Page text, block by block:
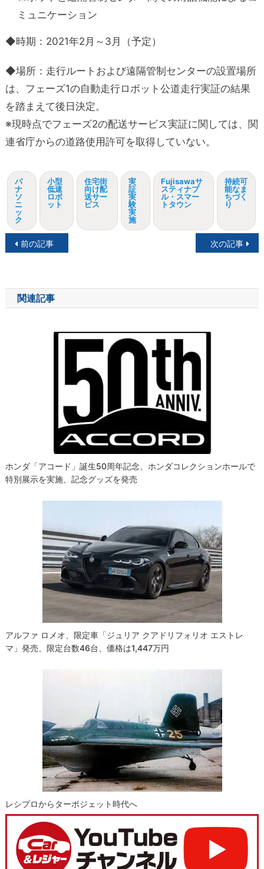
ミュニケーション
◆時期：2021年2月～3月（予定）
◆場所：走行ルートおよび遠隔管制センターの設置場所
は、フェーズ1の自動走行ロボット公道走行実証の結果
を踏まえて後日決定。
※現時点でフェーズ2の配送サービス実証に関しては、関
連省庁からの道路使用許可を取得していない。
パ
ナ
ソ
ニ
ッ
ク
小型
低速
ロボ
ット
住宅街
向け配
送サー
ビス
実
証
実
験
実
施
Fujisawaサ
スティナブ
ル・スマー
トタウン
持続可
能なま
ちづく
り
投
ナ
ビ
前の記事 次の記事
関連記事
ホンダ「アコード」誕生50周年記念、ホンダコレクションホールで
特別展示を実施、記念グッズを発売
アルファ ロメオ、限定車「ジュリア クアドリフォリオ エストレ
マ」発売、限定台数46台、価格は1,447万円
レシプロからターボジェット時代へ